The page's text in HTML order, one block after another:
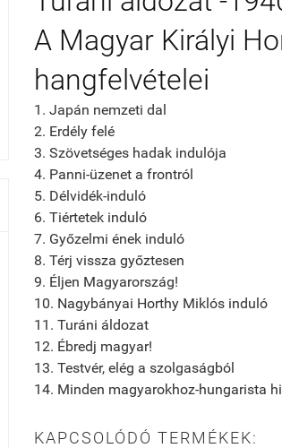
A Magyar Királyi
hangfelvételei
1. Japán nemzeti dal
2. Erdély felé
3. Szövetséges hadak indulója
4. Panni-üzenet a frontról
5. Délvidék-induló
6. Tiértetek induló
7. Győzelmi ének induló
8. Térj vissza győztesen
9. Éljen Magyarország!
10. Nagybányai Horthy Miklós induló
11. Turáni áldozat
12. Ébredj magyar!
13. Testvér, elég a szolgaságból
14. Minden magyarokhoz-hungarista
KAPCSOLÓDÓ TERMÉKEK: